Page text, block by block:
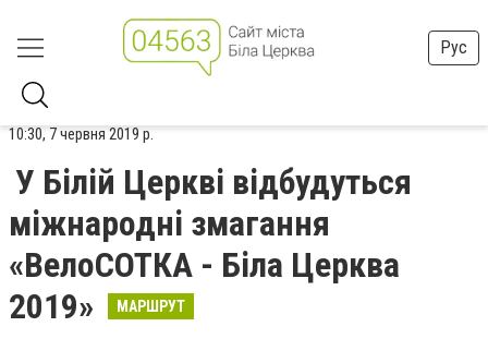
Рус
10:30, 7 червня 2019 р.
У Білій Церкві відбудуться
міжнародні змагання
«ВелоСОТКА - Біла Церква
2019»
МАРШРУТ